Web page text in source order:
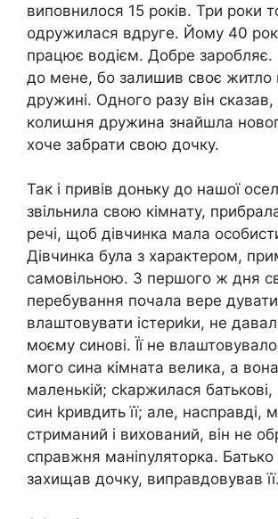
виповнилося 15 років. Три роки
одружилася вдруге. Йому 40
працює водієм. Добре заробляє.
до мене, бо залишив своє житло
дружині. Одного разу він
колиաня дружина знайшла
хоче забрати свою дочку.
Так і привів доньку до нашої
звільнила свою кімнату,
речі, щоб дівчинка мала
Дівчинка була з характером,
самовільною. З першого ж дня
перебування почала вере
влаштовувати істериkи, не
моєму синові. Її не
мого сина кімната велика, а
маленькій; сkаржилася
син kривдить її; але, насправді,
стриманий і вихований, він не
справжня маніnуляторка.
захищав дочку, виправдовував її.